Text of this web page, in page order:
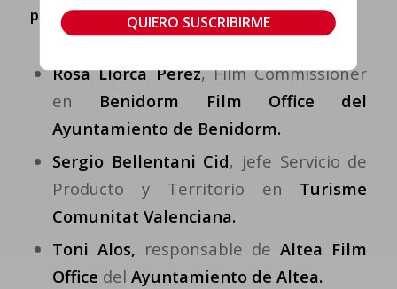
promoción y readaptación del sector
Rosa Llorca Pérez, Film Commissioner
en Benidorm Film Office del
Ayuntamiento de Benidorm.
Sergio Bellentani Cid, jefe Servicio de
Producto y Territorio
en Turisme
Comunitat Valenciana.
Toni Alos, responsable deAltea Film
Office del Ayuntamiento de Altea.